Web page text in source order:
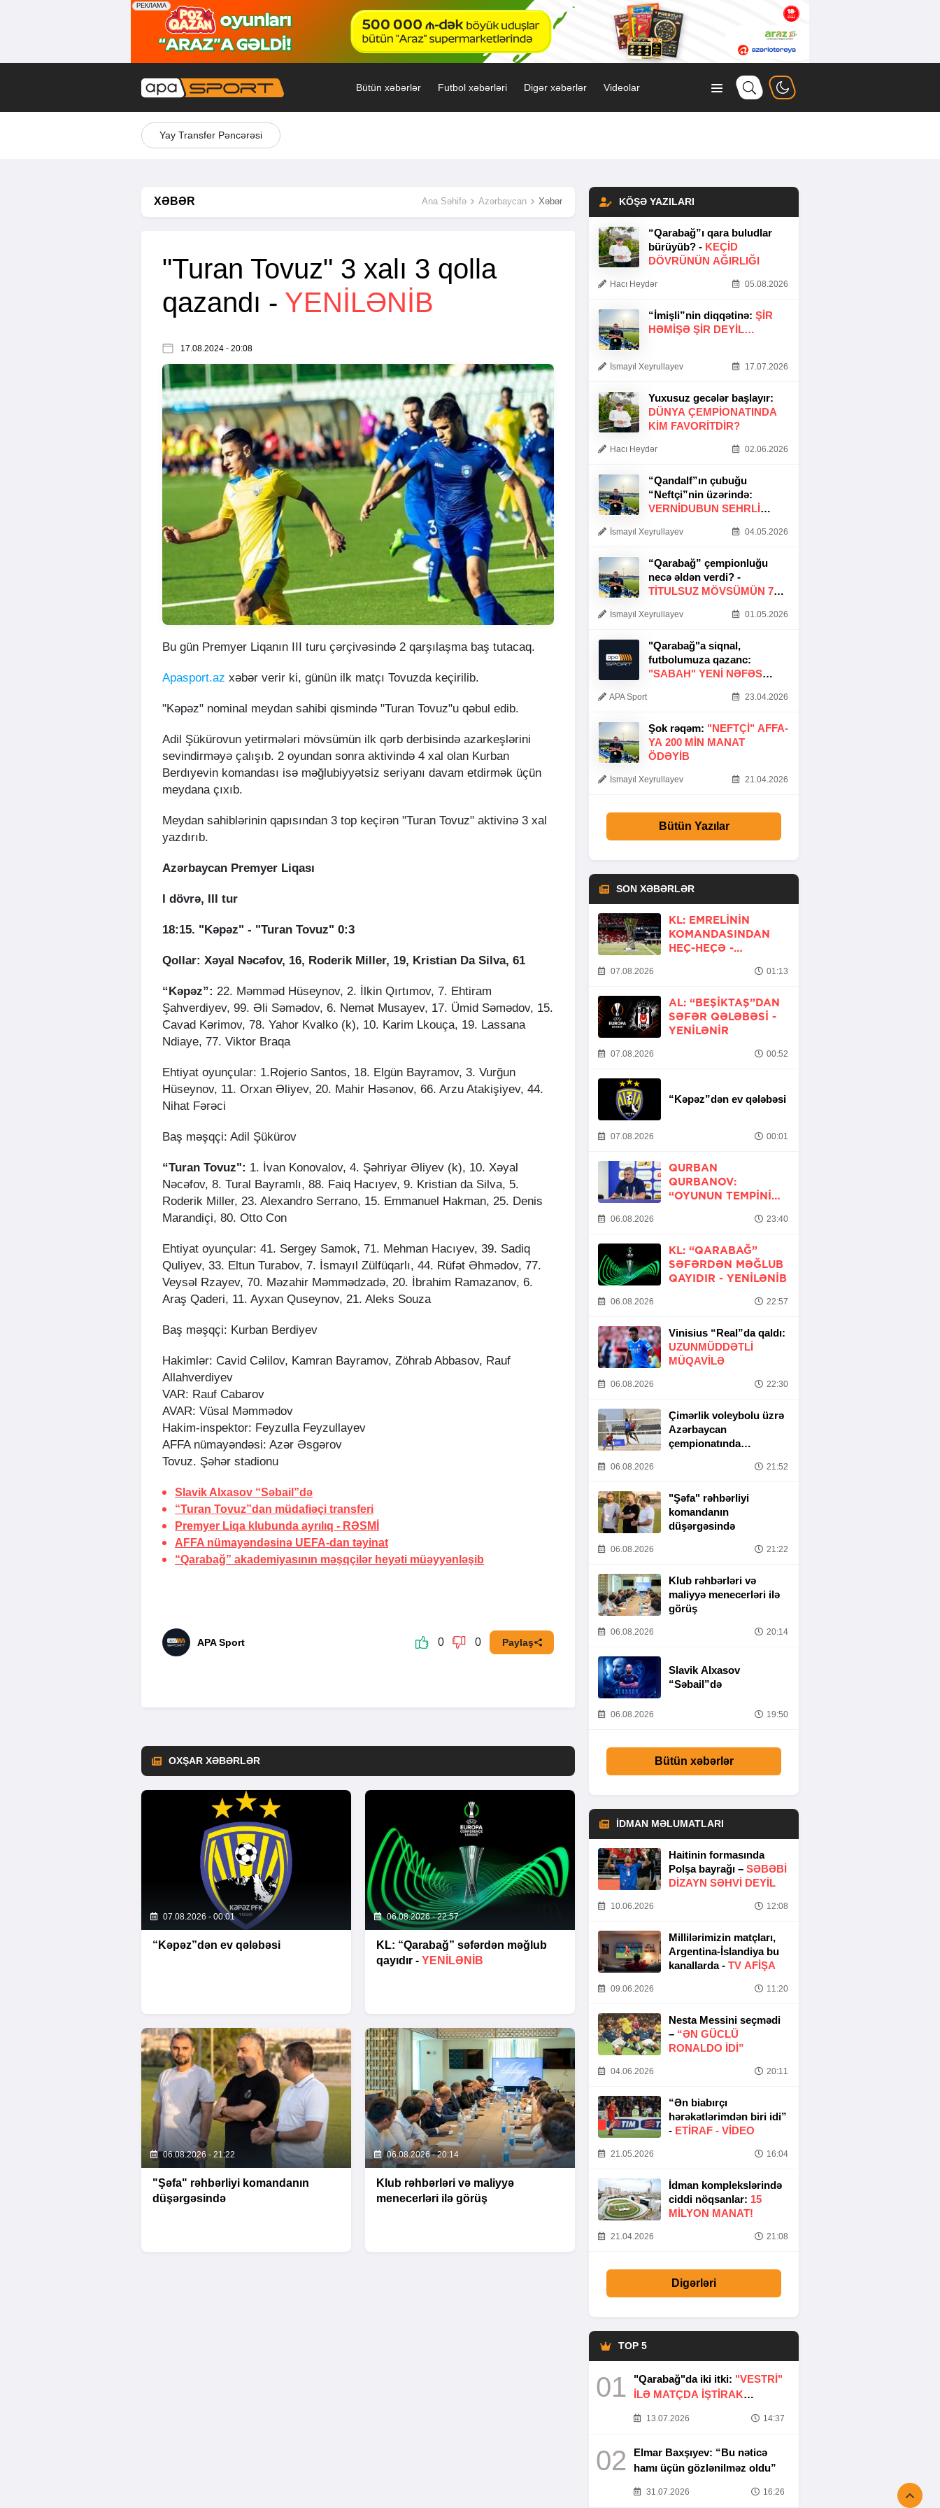
Bütün xəbərlər Futbol xəbərləri Digər xəbərlər Videolar
Yay Transfer Pəncərəsi
XƏBƏR Ana Səhifə Azərbaycan Xəbər
"Turan Tovuz" 3 xalı 3 qolla
qazandı - YENİLƏNİB
17.08.2024 - 20:08
Bu gün Premyer Liqanın III turu çərçivəsində 2 qarşılaşma baş tutacaq.
Apasport.az xəbər verir ki, günün ilk matçı Tovuzda keçirilib.
"Kəpəz" nominal meydan sahibi qismində "Turan Tovuz"u qəbul edib.
Adil Şükürovun yetirmələri mövsümün ilk qərb derbisində azarkeşlərini
sevindirməyə çalışıb. 2 oyundan sonra aktivində 4 xal olan Kurban
Berdıyevin komandası isə məğlubiyyətsiz seriyanı davam etdirmək üçün
meydana çıxıb.
Meydan sahiblərinin qapısından 3 top keçirən "Turan Tovuz" aktivinə 3 xal
yazdırıb.
Azərbaycan Premyer Liqası
I dövrə, III tur
18:15. "Kəpəz" - "Turan Tovuz" 0:3
Qollar: Xəyal Nəcəfov, 16, Roderik Miller, 19, Kristian Da Silva, 61
“Kəpəz”: 22. Məmməd Hüseynov, 2. İlkin Qırtımov, 7. Ehtiram
Şahverdiyev, 99. Əli Səmədov, 6. Nemət Musayev, 17. Ümid Səmədov, 15.
Cavad Kərimov, 78. Yahor Kvalko (k), 10. Karim Lkouça, 19. Lassana
Ndiaye, 77. Viktor Braqa
Ehtiyat oyunçular: 1.Rojerio Santos, 18. Elgün Bayramov, 3. Vurğun
Hüseynov, 11. Orxan Əliyev, 20. Mahir Həsənov, 66. Arzu Atakişiyev, 44.
Nihat Fərəci
Baş məşqçi: Adil Şükürov
“Turan Tovuz": 1. İvan Konovalov, 4. Şəhriyar Əliyev (k), 10. Xəyal
Nəcəfov, 8. Tural Bayramlı, 88. Faiq Hacıyev, 9. Kristian da Silva, 5.
Roderik Miller, 23. Alexandro Serrano, 15. Emmanuel Hakman, 25. Denis
Marandiçi, 80. Otto Con
Ehtiyat oyunçular: 41. Sergey Samok, 71. Mehman Hacıyev, 39. Sadiq
Quliyev, 33. Eltun Turabov, 7. İsmayıl Zülfüqarlı, 44. Rüfət Əhmədov, 77.
Veysəl Rzayev, 70. Məzahir Məmmədzadə, 20. İbrahim Ramazanov, 6.
Araş Qaderi, 11. Ayxan Quseynov, 21. Aleks Souza
Baş məşqçi: Kurban Berdiyev
Hakimlər: Cavid Cəlilov, Kamran Bayramov, Zöhrab Abbasov, Rauf
Allahverdiyev
VAR: Rauf Cabarov
AVAR: Vüsal Məmmədov
Hakim-inspektor: Feyzulla Feyzullayev
AFFA nümayəndəsi: Azər Əsgərov
Tovuz. Şəhər stadionu
Slavik Alxasov “Səbail”də
“Turan Tovuz”dan müdafiəçi transferi
Premyer Liqa klubunda ayrılıq - RƏSMİ
AFFA nümayəndəsinə UEFA-dan təyinat
“Qarabağ” akademiyasının məşqçilər heyəti müəyyənləşib
APA Sport 0 0 Paylaş
OXŞAR XƏBƏRLƏR
07.08.2026 - 00:01
“Kəpəz”dən ev qələbəsi
06.08.2026 - 22:57
KL: “Qarabağ” səfərdən məğlub
qayıdır - YENİLƏNİB
06.08.2026 - 21:22
"Şəfa" rəhbərliyi komandanın
düşərgəsində
06.08.2026 - 20:14
Klub rəhbərləri və maliyyə
menecerləri ilə görüş
KÖŞƏ YAZILARI
“Qarabağ”ı qara buludlar
bürüyüb? - KEÇID
DÖVRÜNÜN AĞIRLIĞI
Hacı Heydər 05.08.2026
“İmişli”nin diqqətinə: ŞIR
HƏMIŞƏ ŞIR DEYIL…
İsmayıl Xeyrullayev 17.07.2026
Yuxusuz gecələr başlayır:
DÜNYA ÇEMPIONATINDA
KIM FAVORITDIR?
Hacı Heydər 02.06.2026
“Qandalf”ın çubuğu
“Neftçi”nin üzərində:
VERNİDUBUN SEHRLİ
İsmayıl Xeyrullayev 04.05.2026
“Qarabağ” çempionluğu
necə əldən verdi? -
TITULSUZ MÖVSÜMÜN 7
İsmayıl Xeyrullayev 01.05.2026
"Qarabağ"a siqnal,
futbolumuza qazanc:
"SABAH" YENI NƏFƏS
APA Sport 23.04.2026
Şok rəqəm: "NEFTÇI" AFFA-
YA 200 MIN MANAT
ÖDƏYIB
İsmayıl Xeyrullayev 21.04.2026
Bütün Yazılar
SON XƏBƏRLƏR
KL: EMRELININ
KOMANDASINDAN
HEÇ-HEÇƏ -
07.08.2026 01:13
AL: “BEŞIKTAŞ”DAN
SƏFƏR QƏLƏBƏSI -
YENİLƏNİR
07.08.2026 00:52
“Kəpəz”dən ev qələbəsi
07.08.2026 00:01
QURBAN
QURBANOV:
“OYUNUN TEMPINI
06.08.2026 23:40
KL: “QARABAĞ”
SƏFƏRDƏN MƏĞLUB
QAYIDIR - YENİLƏNİB
06.08.2026 22:57
Vinisius “Real”da qaldı:
UZUNMÜDDƏTLİ
MÜQAVİLƏ
06.08.2026 22:30
Çimərlik voleybolu üzrə
Azərbaycan
çempionatında
06.08.2026 21:52
"Şəfa" rəhbərliyi
komandanın
düşərgəsində
06.08.2026 21:22
Klub rəhbərləri və
maliyyə menecerləri ilə
görüş
06.08.2026 20:14
Slavik Alxasov
“Səbail”də
06.08.2026 19:50
Bütün xəbərlər
İDMAN MƏLUMATLARI
Haitinin formasında
Polşa bayrağı – SƏBƏBI
DIZAYN SƏHVI DEYIL
10.06.2026 12:08
Millilərimizin matçları,
Argentina-İslandiya bu
kanallarda - TV AFİŞA
09.06.2026 11:20
Nesta Messini seçmədi
– “ƏN GÜCLÜ
RONALDO IDI”
04.06.2026 20:11
“Ən biabırçı
hərəkətlərimdən biri idi”
- ETIRAF - VİDEO
21.05.2026 16:04
İdman komplekslərində
ciddi nöqsanlar: 15
MILYON MANAT!
21.04.2026 21:08
Digərləri
TOP 5
01 "Qarabağ"da iki itki: "VESTRİ"
İLƏ MATÇDA İŞTİRAK
13.07.2026 14:37
02
Elmar Baxşıyev: “Bu nəticə
hamı üçün gözlənilməz oldu”
31.07.2026 16:26